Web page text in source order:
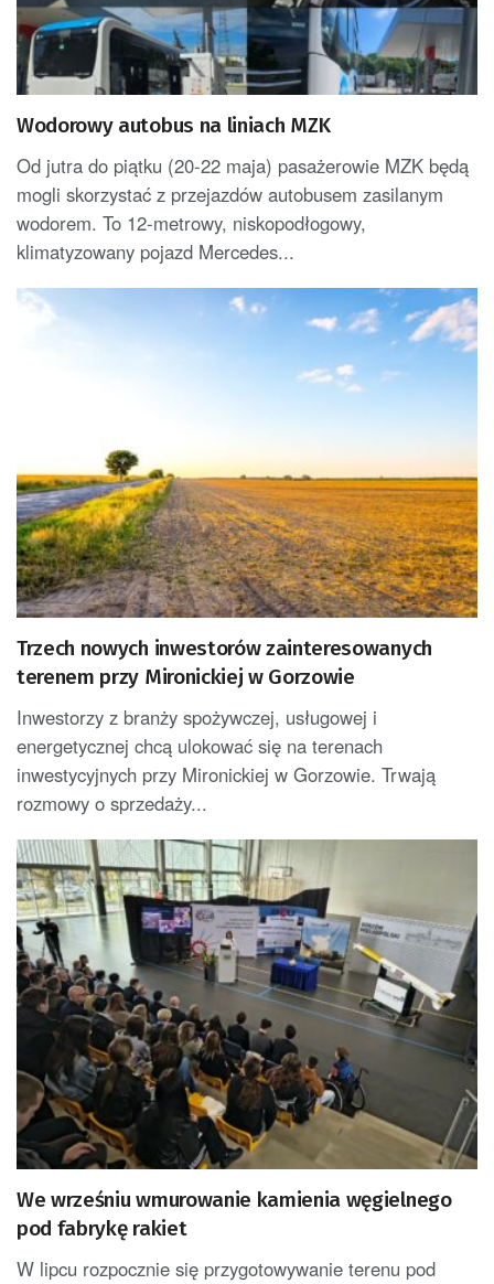
Wodorowy autobus na liniach MZK
Od jutra do piątku (20-22 maja) pasażerowie MZK będą
mogli skorzystać z przejazdów autobusem zasilanym
wodorem. To 12-metrowy, niskopodłogowy,
klimatyzowany pojazd Mercedes...
Trzech nowych inwestorów zainteresowanych
terenem przy Mironickiej w Gorzowie
Inwestorzy z branży spożywczej, usługowej i
energetycznej chcą ulokować się na terenach
inwestycyjnych przy Mironickiej w Gorzowie. Trwają
rozmowy o sprzedaży...
We wrześniu wmurowanie kamienia węgielnego
pod fabrykę rakiet
W lipcu rozpocznie się przygotowywanie terenu pod